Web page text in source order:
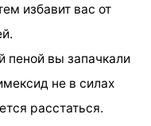
избавит вас от
пеной вы запачкали
не в силах
расстаться.